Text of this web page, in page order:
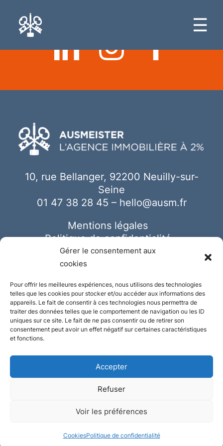
Gérer le consentement aux
cookies
Pour offrir les meilleures expériences, nous utilisons des technologies
telles que les cookies pour stocker et/ou accéder aux informations des
appareils. Le fait de consentir à ces technologies nous permettra de
traiter des données telles que le comportement de navigation ou les ID
uniques sur ce site. Le fait de ne pas consentir ou de retirer son
consentement peut avoir un effet négatif sur certaines caractéristiques
et fonctions.
Accepter
Refuser
Voir les préférences
CookiesPolitique de confidentialité
☰
10, rue Bellanger, 92200 Neuilly-sur-
Seine
01 47 38 28 45 – hello@ausm.fr
Mentions légales
Politique de confidentialité
Cookies
Conception et réalisation :Plate